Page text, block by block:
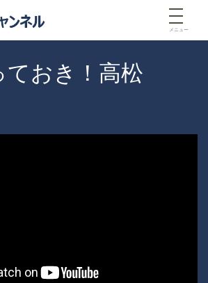
メニュー
ておき！高松